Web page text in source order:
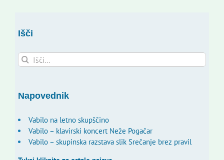
Išči
Search
for:
Napovednik
Vabilo na letno skupščino
Vabilo – klavirski koncert Neže Pogačar
Vabilo – skupinska razstava slik Srečanje brez pravil